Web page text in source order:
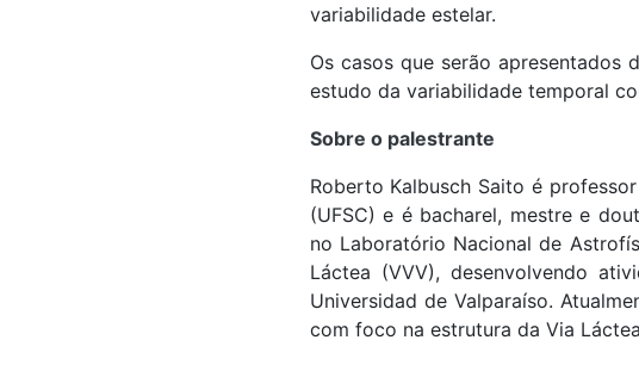
variabilidade estelar.
Os casos que serão apresentados
estudo da variabilidade temporal
Sobre o palestrante
Roberto Kalbusch Saito é
(UFSC) e é bacharel, mestre e
no Laboratório Nacional de
Láctea (VVV), desenvolvendo
Universidad de Valparaíso.
com foco na estrutura da Via